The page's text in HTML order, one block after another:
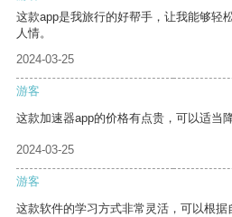
这款app是我旅行的好帮手，让我能够轻
人情。
2024-03-25
游客
这款加速器app的价格有点贵，可以适当
2024-03-25
游客
这款软件的学习方式非常灵活，可以根据